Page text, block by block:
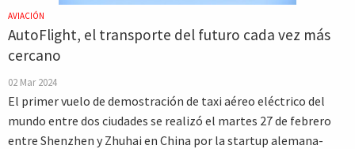
AVIACIÓN
AutoFlight, el transporte del futuro cada vez más
cercano
02 Mar 2024
El primer vuelo de demostración de taxi aéreo eléctrico del
mundo entre dos ciudades se realizó el martes 27 de febrero
entre Shenzhen y Zhuhai en China por la startup alemana-